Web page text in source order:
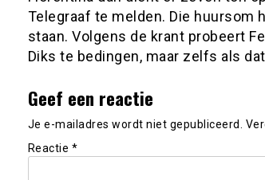
Telegraaf te melden. Die
staan. Volgens de krant probeert
Diks te bedingen, maar zelfs als
Geef een reactie
Je e-mailadres wordt niet gepubliceerd.
Reactie *